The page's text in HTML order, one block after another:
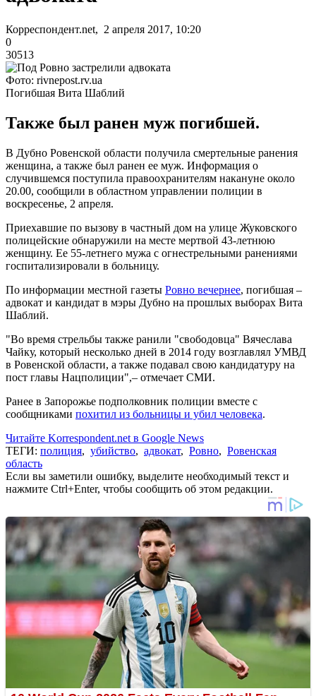
Корреспондент.net, 2 апреля 2017, 10:20
0
30513
Фото: rivnepost.rv.ua
Погибшая Вита Шаблий
Также был ранен муж погибшей.
В Дубно Ровенской области получила смертельные ранения
женщина, а также был ранен ее муж. Информация о
случившемся поступила правоохранителям накануне около
20.00, сообщили в областном управлении полиции в
воскресенье, 2 апреля.
Приехавшие по вызову в частный дом на улице Жуковского
полицейские обнаружили на месте мертвой 43-летнюю
женщину. Ее 55-летнего мужа с огнестрельными ранениями
госпитализировали в больницу.
По информации местной газеты Ровно вечернее, погибшая –
адвокат и кандидат в мэры Дубно на прошлых выборах Вита
Шаблий.
"Во время стрельбы также ранили "свободовца" Вячеслава
Чайку, который несколько дней в 2014 году возглавлял УМВД
в Ровенской области, а также подавал свою кандидатуру на
пост главы Нацполиции",– отмечает СМИ.
Ранее в Запорожье подполковник полиции вместе с
сообщниками похитил из больницы и убил человека.
Читайте Korrespondent.net в Google News
ТЕГИ: полиция, убийство, адвокат, Ровно, Ровенская
область
Если вы заметили ошибку, выделите необходимый текст и
нажмите Ctrl+Enter, чтобы сообщить об этом редакции.